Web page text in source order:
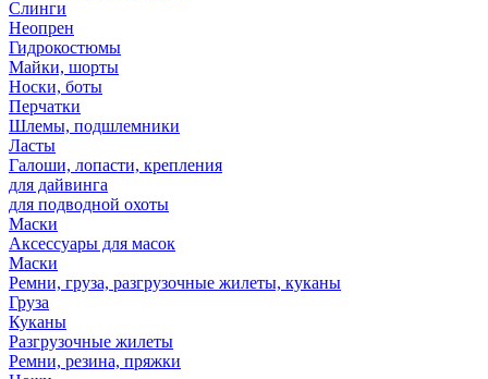
Слинги
Неопрен
Гидрокостюмы
Майки, шорты
Носки, боты
Перчатки
Шлемы, подшлемники
Ласты
Галоши, лопасти, крепления
для дайвинга
для подводной охоты
Маски
Аксессуары для масок
Маски
Ремни, груза, разгрузочные жилеты, куканы
Груза
Куканы
Разгрузочные жилеты
Ремни, резина, пряжки